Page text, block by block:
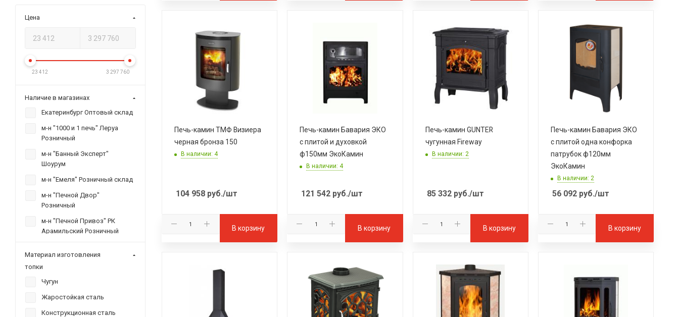
Печь-камин ТМФ Визиера
черная бронза 150
В наличии: 4
104 958 руб./шт
В корзину
Печь-камин Бавария ЭКО
с плитой и духовкой
ф150мм ЭкоКамин
В наличии: 4
121 542 руб./шт
В корзину
Печь-камин GUNTER
чугунная Fireway
В наличии: 2
85 332руб./шт
В корзину
Печь-камин Бавария ЭКО
с плитой одна конфорка
патрубок ф120мм
ЭкоКамин
В наличии: 2
56 092руб./шт
В корзину
Цена
23 412 3 297 760
Наличие в магазинах
Екатеринбург Оптовый склад
м-н "1000 и 1 печь" Леруа
Розничный
м-н "Банный Эксперт"
Шоурум
м-н "Емеля" Розничный склад
м-н "Печной Двор"
Розничный
м-н "Печной Привоз" РК
Арамильский Розничный
"Докер" пав. Е10 Розн.
Розничный
м-н "Про Печи" РК
Материал изготовления
топки
Чугун
Жаростойкая сталь
Конструкционная сталь